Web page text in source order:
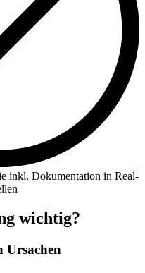
inkl. Dokumentation in Real-
wichtig?
Ursachen